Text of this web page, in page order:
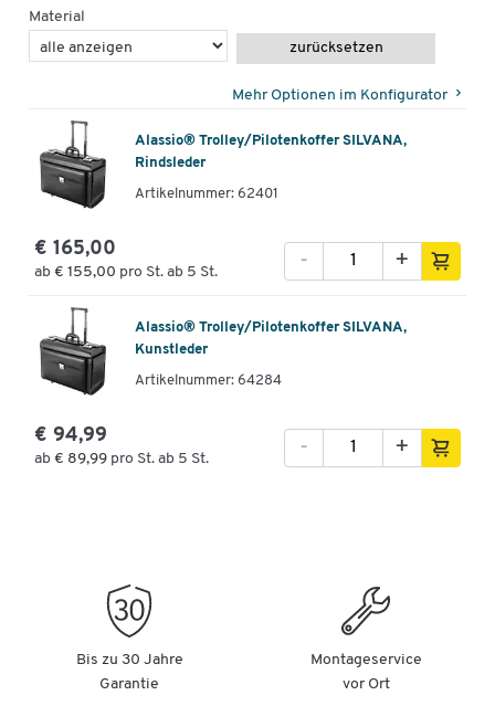
Material
zurücksetzen
Mehr Optionen im Konfigurator
Alassio® Trolley/Pilotenkoffer SILVANA,
Rindsleder
Artikelnummer: 62401
€ 165,00
ab € 155,00 pro St. ab 5 St.
+
-
Alassio® Trolley/Pilotenkoffer SILVANA,
Kunstleder
Artikelnummer: 64284
€ 94,99
ab € 89,99 pro St. ab 5 St.
+
-
Bis zu 30 Jahre
Garantie
Montageservice
vor Ort